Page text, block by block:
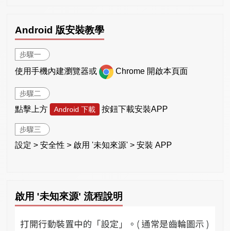
Android 版安裝教學
步驟一
使用手機內建瀏覽器或 Chrome 開啟本頁面
步驟二
點擊上方 Android 下載 按鈕下載安裝APP
步驟三
設定 > 安全性 > 啟用 '未知來源' > 安裝 APP
啟用 '未知來源' 流程說明